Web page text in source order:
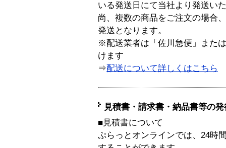
いる発送日にて当社より発送い
尚、複数の商品をご注文の場合
発送となります。
※配送業者は「佐川急便」また
けます
⇒配送について詳しくはこちら
見積書・請求書・納品書等の
■見積書について
ぷらっとオンラインでは、24時